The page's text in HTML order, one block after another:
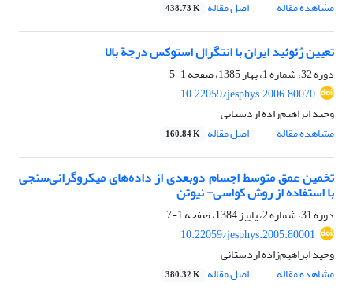
مشاهده مقاله
اصل مقاله 438.73 K
تعیین ژئوئید ایران با انتگرال استوکس درجة بالا
دوره 32، شماره 1، بهار 1385، صفحه
1-5
10.22059/jesphys.2006.80070
وحید ابراهیم‌زاده اردستانی
مشاهده مقاله
اصل مقاله 160.84 K
تخمین عمق متوسط اجسام دو‌بعدی از داده‌های میکروگرانی‌سنجی
با استفاده از روش کواسی- نیوتن
دوره 31، شماره 2، پاییز 1384، صفحه
1-7
10.22059/jesphys.2005.80001
وحید ابراهیم‌زاده اردستانی
مشاهده مقاله
اصل مقاله 380.32 K